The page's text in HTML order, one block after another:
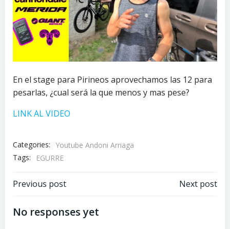
En el stage para Pirineos aprovechamos las 12 para
pesarlas, ¿cual será la que menos y mas pese?
LINK AL VIDEO
Categories: Youtube Andoni Arriaga
Tags:
EGURRE
Navegación
por
Previous post
Navegación
Next post
No responses yet